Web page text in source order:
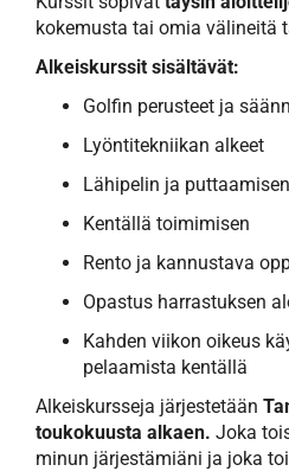
kokemusta tai omia välineitä
Alkeiskurssit sisältävät:
Golfin perusteet ja
Lyöntitekniikan alkeet
Lähipelin ja
Kentällä toimimisen
Rento ja kannustava
Opastus harrastuksen
Kahden viikon oikeus
pelaamista kentällä
Alkeiskursseja järjestetään
toukokuusta alkaen. Joka
minun järjestämiäni ja joka